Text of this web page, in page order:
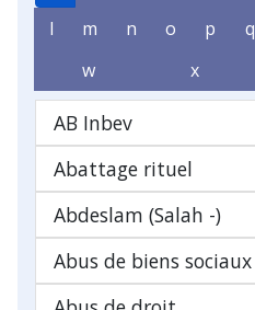
l
m n o p q
w
x
AB Inbev
Abattage rituel
Abdeslam (Salah -)
Abus de biens sociaux